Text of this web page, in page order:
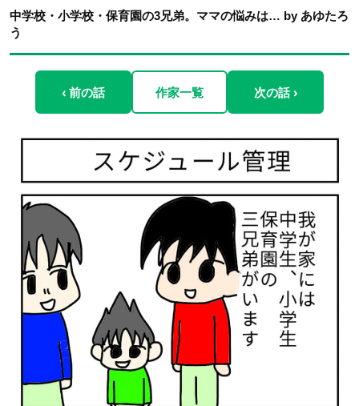
中学校・小学校・保育園の3兄弟。ママの悩みは… by あゆたろ
う
‹ 前の話 作家一覧 次の話 ›